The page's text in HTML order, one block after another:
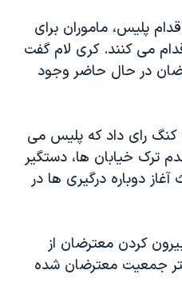
پلیس، ماموران برای
می کنند. کری لام گفت
در حال حاضر وجود
کنگ رای داد که پلیس می
ترک خیابان ها، دستگیر
دوباره درگیری ها در
کردن معترضان از
جمعیت معترضان شده